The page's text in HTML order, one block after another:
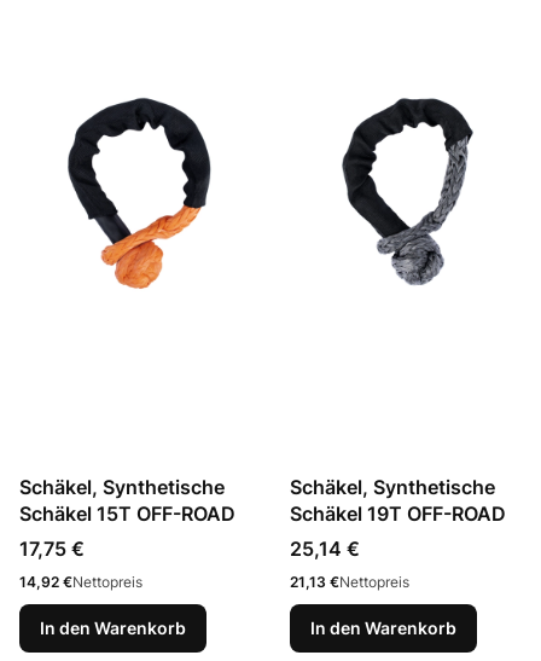
Schäkel, Synthetische
Schäkel 15T OFF-ROAD
Preis
17,75 €
Preis
14,92 €Nettopreis
In den Warenkorb
Schäkel, Synthetische
Schäkel 19T OFF-ROAD
Preis
25,14 €
Preis
21,13 €Nettopreis
In den Warenkorb